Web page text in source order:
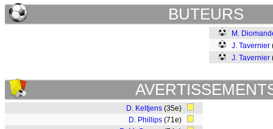
BUTEURS
M.
J. Tavernier
J. Tavernier
D. Keltjens (35e)
D. Phillips (71e)